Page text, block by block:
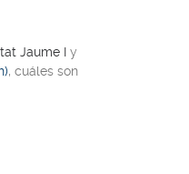
Jaume I y
, cuáles son